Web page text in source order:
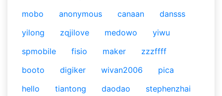
mobo
anonymous canaan
dansss
yilong
zqjilove medowo
yiwu
spmobile
fisio maker
zzzffff
booto
digiker wivan2006
pica
hello
tiantong daodao
stephenzhai